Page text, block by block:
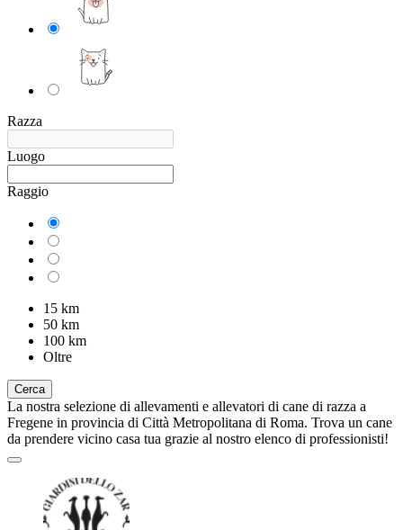
Razza
Luogo
Raggio
15 km
50 km
100 km
Oltre
Cerca
La nostra selezione di allevamenti e allevatori di cane di razza a
Fregene in provincia di Città Metropolitana di Roma. Trova un cane
da prendere vicino casa tua grazie al nostro elenco di professionisti!